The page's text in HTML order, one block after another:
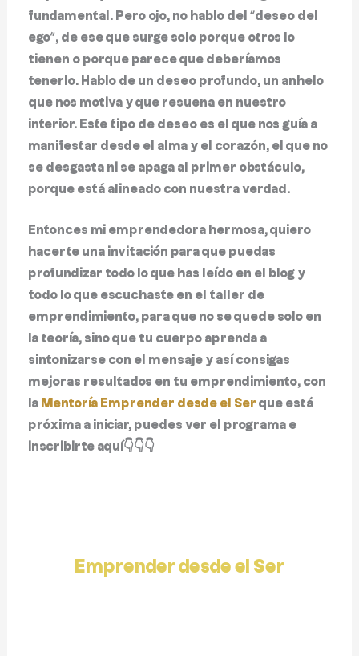
fundamental. Pero ojo, no hablo del “deseo del
ego”, de ese que surge solo porque otros lo
tienen o porque parece que deberíamos
tenerlo. Hablo de un deseo profundo, un anhelo
que nos motiva y que resuena en nuestro
interior. Este tipo de deseo es el que nos guía a
manifestar desde el alma y el corazón, el que no
se desgasta ni se apaga al primer obstáculo,
porque está alineado con nuestra verdad.
Entonces mi emprendedora hermosa, quiero
hacerte una invitación para que puedas
profundizar todo lo que has leído en el blog y
todo lo que escuchaste en el taller de
emprendimiento, para que no se quede solo en
la teoría, sino que tu cuerpo aprenda a
sintonizarse con el mensaje y así consigas
mejoras resultados en tu emprendimiento, con
la Mentoría Emprender desde el Ser que está
próxima a iniciar, puedes ver el programa e
inscribirte aquí👇👇👇
Emprender desde el Ser